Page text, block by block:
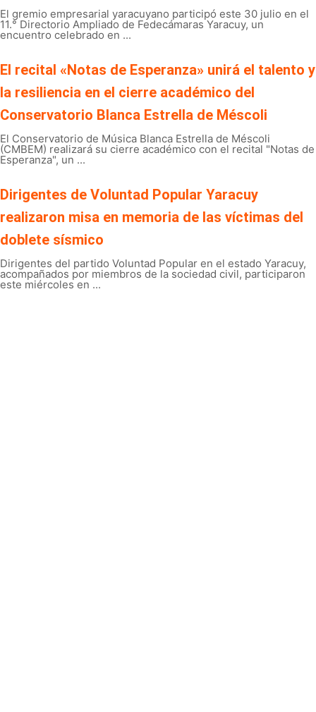
El gremio empresarial yaracuyano participó este 30 julio en el
11.° Directorio Ampliado de Fedecámaras Yaracuy, un
encuentro celebrado en ...
El recital «Notas de Esperanza» unirá el talento y
la resiliencia en el cierre académico del
Conservatorio Blanca Estrella de Méscoli
El Conservatorio de Música Blanca Estrella de Méscoli
(CMBEM) realizará su cierre académico con el recital "Notas de
Esperanza", un ...
Dirigentes de Voluntad Popular Yaracuy
realizaron misa en memoria de las víctimas del
doblete sísmico
Dirigentes del partido Voluntad Popular en el estado Yaracuy,
acompañados por miembros de la sociedad civil, participaron
este miércoles en ...